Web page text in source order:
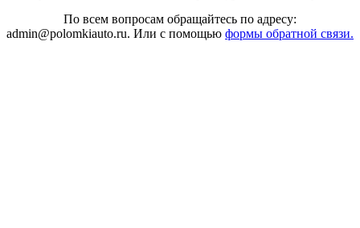
По всем вопросам обращайтесь по адресу:
admin@polomkiauto.ru. Или с помощью формы обратной связи.